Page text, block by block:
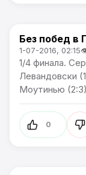
Чемпионат
Без побед
1-07-2016, 02:15
1/4 финала.
Левандовски
Моутинью
0